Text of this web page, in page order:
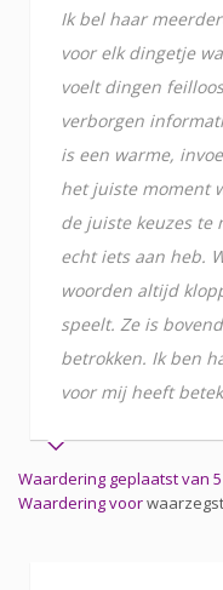
Ik bel haar
voor elk dingetje
voelt dingen
verborgen
is een warme,
het juiste moment
de juiste keuzes te
echt iets aan heb.
woorden altijd
speelt. Ze is
betrokken. Ik ben
voor mij heeft
Waardering geplaatst van 5
Waardering voor